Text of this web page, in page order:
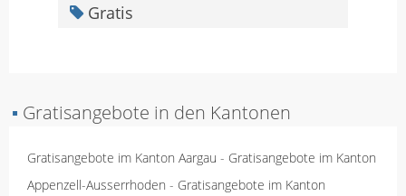
Gratis
▪ Gratisangebote in den Kantonen
Gratisangebote im Kanton Aargau - Gratisangebote im Kanton
Appenzell-Ausserrhoden - Gratisangebote im Kanton